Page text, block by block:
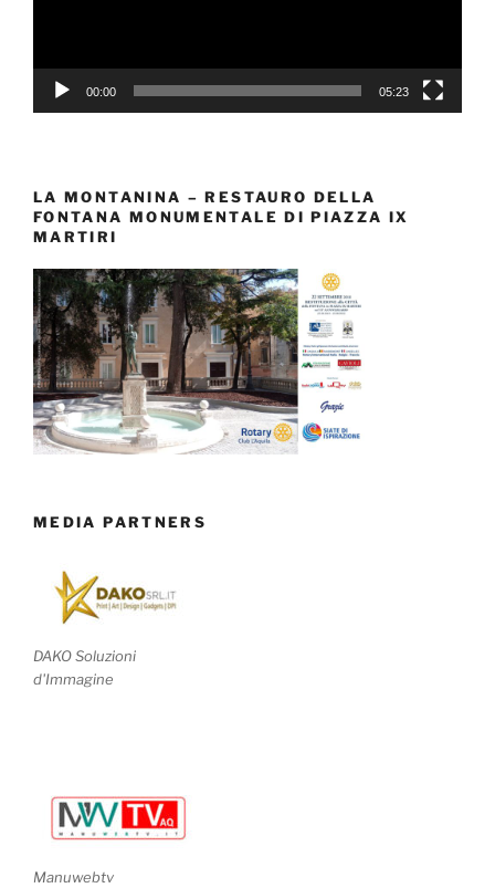
00:00 05:23
LA MONTANINA – RESTAURO DELLA
FONTANA MONUMENTALE DI PIAZZA IX
MARTIRI
MEDIA PARTNERS
DAKO Soluzioni
d'Immagine
Manuwebtv